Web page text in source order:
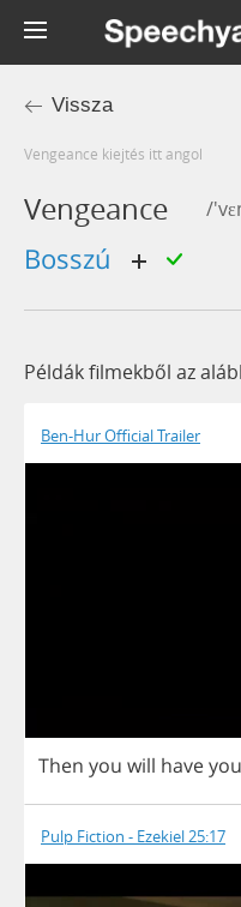
Vissza
vengeance kiejtés itt angol
Vengeance /
bosszú
Példák filmekből az
Ben-Hur Official Trailer
Then you will have
Pulp Fiction - Ezekiel 25:17